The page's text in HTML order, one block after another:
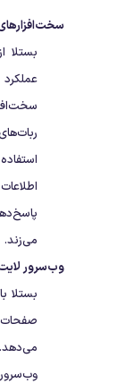
می‌زند.
وب‌سرور لایت‌اسپید با
بستلا
صفحات